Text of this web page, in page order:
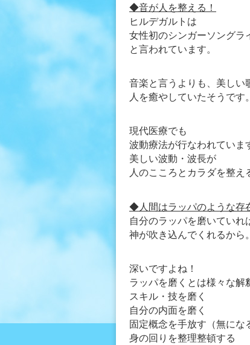
◆音が人を整える！
ヒルデガルトは
女性初のシンガーソングラ
と言われています。
音楽と言うよりも、美しい
人を癒やしていたそうです。
現代医療でも
波動療法が行なわれていま
美しい波動・波長が
人のこころとカラダを整え
◆人間はラッパのような存
自分のラッパを磨いていれ
神が吹き込んでくれるから。
深いですよね！
ラッパを磨くとは様々な解
スキル・技を磨く
自分の内面を磨く
固定概念を手放す（無にな
身の回りを整理整頓する